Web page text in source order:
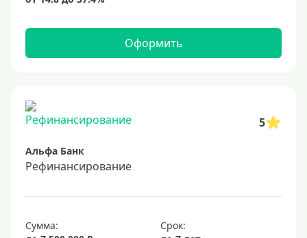
1000000 руб
1200000 руб
1300000 руб
1500000 руб
1600000 руб
Оформить
5
Альфа Банк
Рефинансирование
Сумма:
Срок: